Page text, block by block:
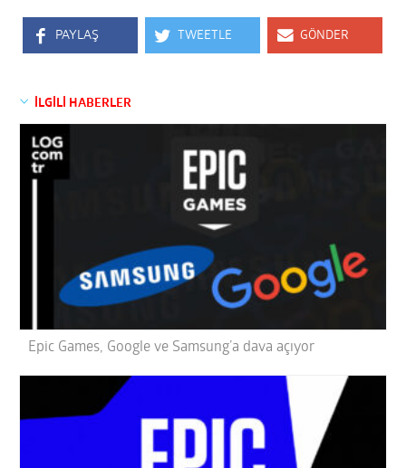
PAYLAŞ TWEETLE GÖNDER
İLGİLİ HABERLER
Epic Games, Google ve Samsung’a dava açıyor